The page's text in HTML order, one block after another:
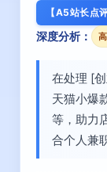
【A5站长点评
深度分析：
在处理 [
天猫小爆
等，助力
合个人兼